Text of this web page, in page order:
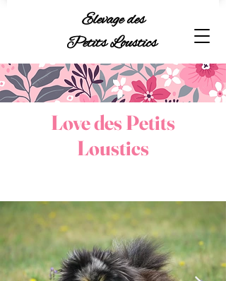
Elevage des
Petits Loustics
Love des Petits
Loustics